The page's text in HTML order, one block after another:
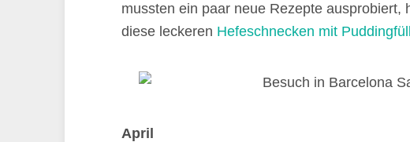
mussten ein paar neue Rezepte ausprobiert,
diese leckeren Hefeschnecken mit
April